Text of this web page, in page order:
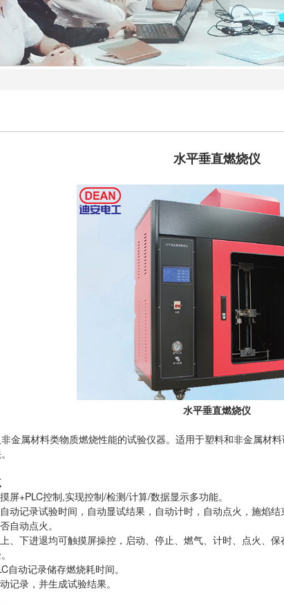
水平垂直燃烧仪
水平垂直燃烧仪
金属材料类物质燃烧性能的试验仪器。适用于塑料和非金属材
屏+PLC控制,实现控制/检测/计算/数据显示多功能。
动记录试验时间，自动显试结果，自动计时，自动点火，施焰
自动点火。
、下进退均可触摸屏操控，启动、停止、燃气、计时、点火、
自动记录储存燃烧耗时间。
记录，并生成试验结果。